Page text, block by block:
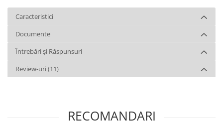
Caracteristici
Documente
Întrebări și Răspunsuri
Review-uri (11)
RECOMANDARI